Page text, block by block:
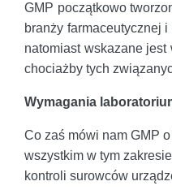
GMP początkowo
branży farmaceutycznej
natomiast wskazane
chociażby tych
Wymagania
Co zaś mówi nam GMP
wszystkim w tym
kontroli surowców